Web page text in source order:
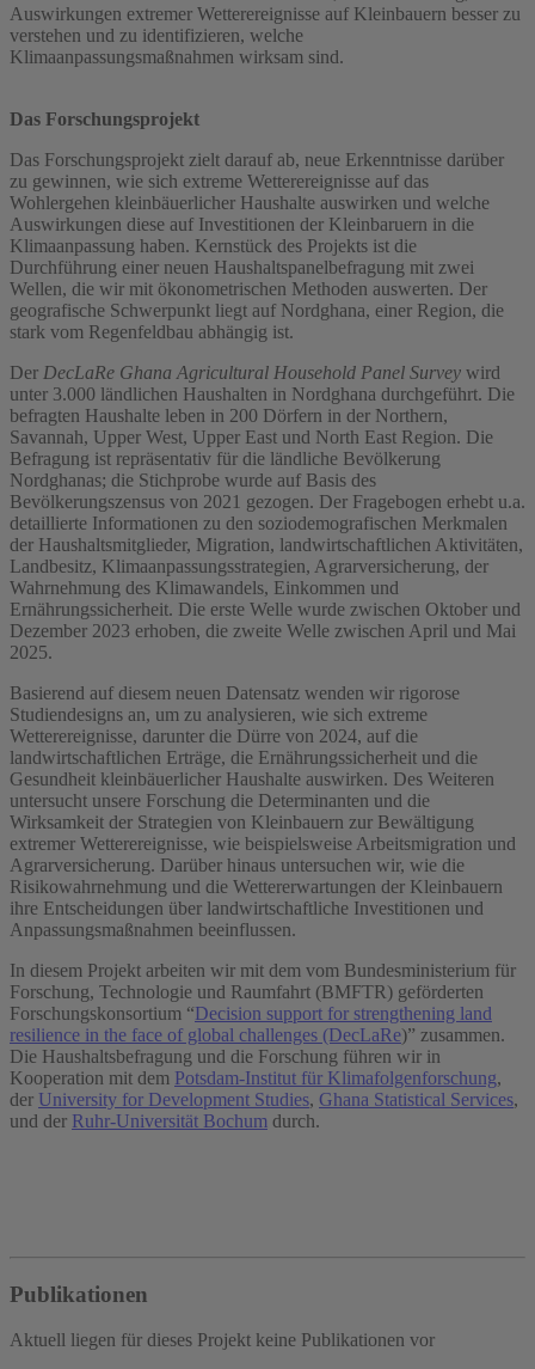
Auswirkungen extremer Wetterereignisse auf Kleinbauern besser zu
verstehen und zu identifizieren, welche
Klimaanpassungsmaßnahmen wirksam sind.
Das Forschungsprojekt
Das Forschungsprojekt zielt darauf ab, neue Erkenntnisse darüber
zu gewinnen, wie sich extreme Wetterereignisse auf das
Wohlergehen kleinbäuerlicher Haushalte auswirken und welche
Auswirkungen diese auf Investitionen der Kleinbaruern in die
Klimaanpassung haben. Kernstück des Projekts ist die
Durchführung einer neuen Haushaltspanelbefragung mit zwei
Wellen, die wir mit ökonometrischen Methoden auswerten. Der
geografische Schwerpunkt liegt auf Nordghana, einer Region, die
stark vom Regenfeldbau abhängig ist.
Der DecLaRe Ghana Agricultural Household Panel Survey wird
unter 3.000 ländlichen Haushalten in Nordghana durchgeführt. Die
befragten Haushalte leben in 200 Dörfern in der Northern,
Savannah, Upper West, Upper East und North East Region. Die
Befragung ist repräsentativ für die ländliche Bevölkerung
Nordghanas; die Stichprobe wurde auf Basis des
Bevölkerungszensus von 2021 gezogen. Der Fragebogen erhebt u.a.
detaillierte Informationen zu den soziodemografischen Merkmalen
der Haushaltsmitglieder, Migration, landwirtschaftlichen Aktivitäten,
Landbesitz, Klimaanpassungsstrategien, Agrarversicherung, der
Wahrnehmung des Klimawandels, Einkommen und
Ernährungssicherheit. Die erste Welle wurde zwischen Oktober und
Dezember 2023 erhoben, die zweite Welle zwischen April und Mai
2025.
Basierend auf diesem neuen Datensatz wenden wir rigorose
Studiendesigns an, um zu analysieren, wie sich extreme
Wetterereignisse, darunter die Dürre von 2024, auf die
landwirtschaftlichen Erträge, die Ernährungssicherheit und die
Gesundheit kleinbäuerlicher Haushalte auswirken. Des Weiteren
untersucht unsere Forschung die Determinanten und die
Wirksamkeit der Strategien von Kleinbauern zur Bewältigung
extremer Wetterereignisse, wie beispielsweise Arbeitsmigration und
Agrarversicherung. Darüber hinaus untersuchen wir, wie die
Risikowahrnehmung und die Wettererwartungen der Kleinbauern
ihre Entscheidungen über landwirtschaftliche Investitionen und
Anpassungsmaßnahmen beeinflussen.
In diesem Projekt arbeiten wir mit dem vom Bundesministerium für
Forschung, Technologie und Raumfahrt (BMFTR) geförderten
Forschungskonsortium “Decision support for strengthening land
resilience in the face of global challenges (DecLaRe)” zusammen.
Die Haushaltsbefragung und die Forschung führen wir in
Kooperation mit dem Potsdam-Institut für Klimafolgenforschung,
der University for Development Studies, Ghana Statistical Services,
und der Ruhr-Universität Bochum durch.
Publikationen
Aktuell liegen für dieses Projekt keine Publikationen vor